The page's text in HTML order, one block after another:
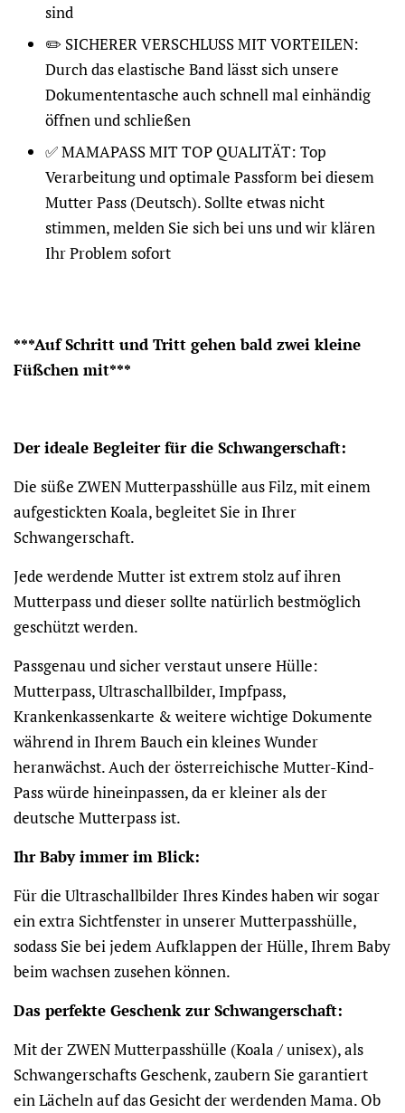
sind
✏️ SICHERER VERSCHLUSS MIT VORTEILEN:
Durch das elastische Band lässt sich unsere
Dokumententasche auch schnell mal einhändig
öffnen und schließen
✅ MAMAPASS MIT TOP QUALITÄT: Top
Verarbeitung und optimale Passform bei diesem
Mutter Pass (Deutsch). Sollte etwas nicht
stimmen, melden Sie sich bei uns und wir klären
Ihr Problem sofort
***Auf Schritt und Tritt gehen bald zwei kleine
Füßchen mit***
Der ideale Begleiter für die Schwangerschaft:
Die süße ZWEN Mutterpasshülle aus Filz, mit einem
aufgestickten Koala, begleitet Sie in Ihrer
Schwangerschaft.
Jede werdende Mutter ist extrem stolz auf ihren
Mutterpass und dieser sollte natürlich bestmöglich
geschützt werden.
Passgenau und sicher verstaut unsere Hülle:
Mutterpass, Ultraschallbilder, Impfpass,
Krankenkassenkarte & weitere wichtige Dokumente
während in Ihrem Bauch ein kleines Wunder
heranwächst. Auch der österreichische Mutter-Kind-
Pass würde hineinpassen, da er kleiner als der
deutsche Mutterpass ist.
Ihr Baby immer im Blick:
Für die Ultraschallbilder Ihres Kindes haben wir sogar
ein extra Sichtfenster in unserer Mutterpasshülle,
sodass Sie bei jedem Aufklappen der Hülle, Ihrem Baby
beim wachsen zusehen können.
Das perfekte Geschenk zur Schwangerschaft:
Mit der ZWEN Mutterpasshülle (Koala / unisex), als
Schwangerschafts Geschenk, zaubern Sie garantiert
ein Lächeln auf das Gesicht der werdenden Mama. Ob